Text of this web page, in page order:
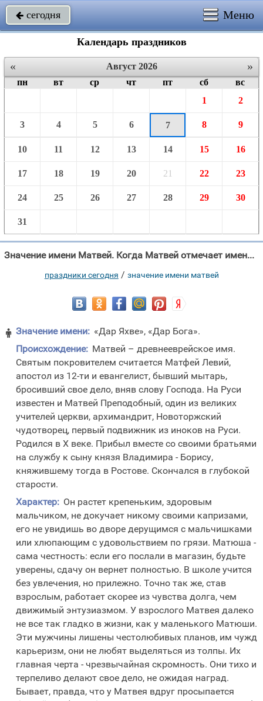
 сегодня Меню
Календарь праздников
« »
Август 2026
пн
вт ср чт пт сб
вс
1
2
3 4 5 6 7 8 9
10 11 12 13 14 15 16
17 18 19 20 21 22 23
24 25 26 27 28 29 30
31
Значение имени Матвей. Когда Матвей отмечает именины в 2026 году?
праздники сегодня / значение имени матвей
 Значение имени: «Дар Яхве», «Дар Бога».
Происхождение: Матвей – древнееврейское имя.
Святым покровителем считается Матфей Левий,
апостол из 12-ти и евангелист, бывший мытарь,
бросивший свое дело, вняв слову Господа. На Руси
известен и Матвей Преподобный, один из великих
учителей церкви, архимандрит, Новоторжский
чудотворец, первый подвижник из иноков на Руси.
Родился в X веке. Прибыл вместе со своими братьями
на службу к сыну князя Владимира - Борису,
княжившему тогда в Ростове. Скончался в глубокой
старости.
Характер: Он растет крепеньким, здоровым
мальчиком, не докучает никому своими капризами,
его не увидишь во дворе дерущимся с мальчишками
или хлюпающим с удовольствием по грязи. Матюша -
сама честность: если его послали в магазин, будьте
уверены, сдачу он вернет полностью. В школе учится
без увлечения, но прилежно. Точно так же, став
взрослым, работает скорее из чувства долга, чем
движимый энтузиазмом. У взрослого Матвея далеко
не все так гладко в жизни, как у маленького Матюши.
Эти мужчины лишены честолюбивых планов, им чужд
карьеризм, они не любят выделяться из толпы. Их
главная черта - чрезвычайная скромность. Они тихо и
терпеливо делают свое дело, не ожидая наград.
Бывает, правда, что у Матвея вдруг просыпается